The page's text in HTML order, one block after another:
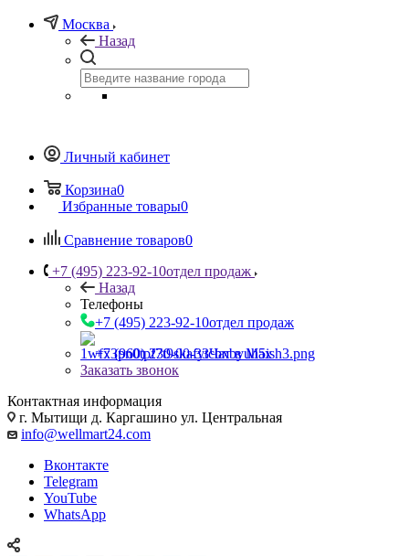
Москва
Назад
Личный кабинет
Корзина0
Избранные товары0
Сравнение товаров0
+7 (495) 223-92-10отдел продаж
Назад
Телефоны
+7 (495) 223-92-10отдел продаж
+7 (960) 230-00-33Чат в Max
Заказать звонок
Контактная информация
г. Мытищи д. Каргашино ул. Центральная
info@wellmart24.com
Вконтакте
Telegram
YouTube
WhatsApp